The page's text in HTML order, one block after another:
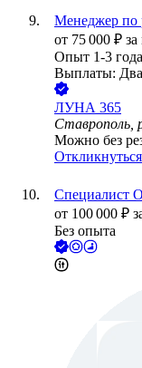
Менеджер по
от 75 000 ₽ за
Опыт 1-3 года
Выплаты: Два
ЛУНА 365
Ставрополь,
Можно без
Откликнуться
Специалист
от 100 000 ₽
Без опыта